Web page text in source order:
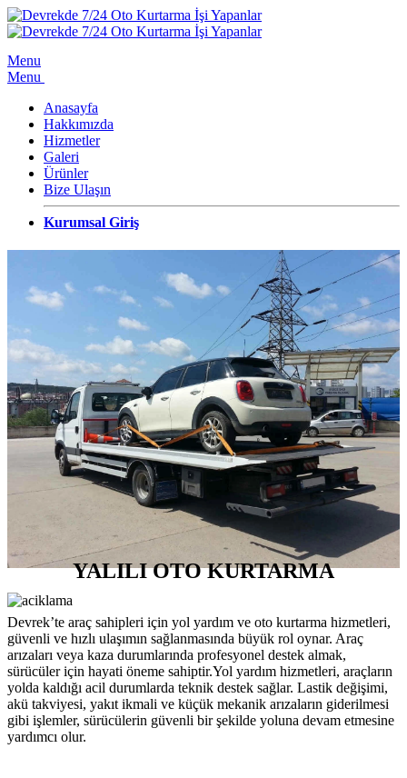
Menu
Menu
Anasayfa
Hakkımızda
Hizmetler
Galeri
Ürünler
Bize Ulaşın
Kurumsal Giriş
YALILI OTO KURTARMA
Devrek’te araç sahipleri için yol yardım ve oto kurtarma hizmetleri,
güvenli ve hızlı ulaşımın sağlanmasında büyük rol oynar. Araç
arızaları veya kaza durumlarında profesyonel destek almak,
sürücüler için hayati öneme sahiptir.Yol yardım hizmetleri, araçların
yolda kaldığı acil durumlarda teknik destek sağlar. Lastik değişimi,
akü takviyesi, yakıt ikmali ve küçük mekanik arızaların giderilmesi
gibi işlemler, sürücülerin güvenli bir şekilde yoluna devam etmesine
yardımcı olur.